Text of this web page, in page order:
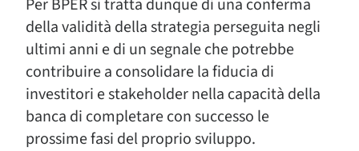
Per BPER si tratta dunque di una conferma
della validità della strategia perseguita negli
ultimi anni e di un segnale che potrebbe
contribuire a consolidare la fiducia di
investitori e stakeholder nella capacità della
banca di completare con successo le
prossime fasi del proprio sviluppo.